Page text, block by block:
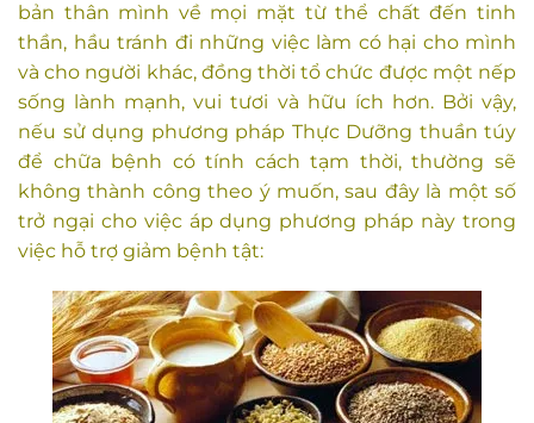
bản thân mình về mọi mặt từ thể chất đến tinh
thần, hầu tránh đi những việc làm có hại cho mình
và cho người khác, đồng thời tổ chức được một nếp
sống lành mạnh, vui tươi và hữu ích hơn. Bởi vậy,
nếu sử dụng phương pháp Thực Dưỡng thuần túy
để chữa bệnh có tính cách tạm thời, thường sẽ
không thành công theo ý muốn, sau đây là một số
trở ngại cho việc áp dụng phương pháp này trong
việc hỗ trợ giảm bệnh tật: